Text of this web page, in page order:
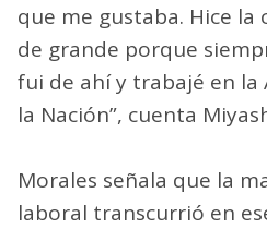
que me gustaba. Hice
de grande porque
fui de ahí y trabajé en la
la Nación”, cuenta
Morales señala que la
laboral transcurrió en